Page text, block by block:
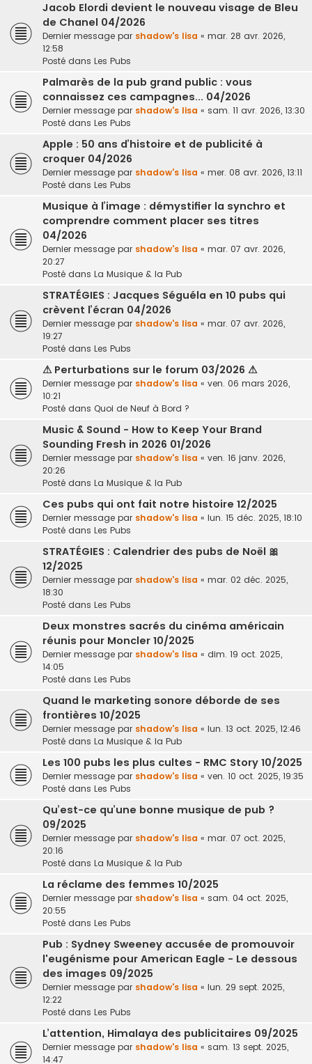
Jacob Elordi devient le nouveau visage de Bleu
de Chanel 04/2026
Dernier message par shadow's lisa « mar. 28 avr. 2026,
12:58
Posté dans Les Pubs
Palmarès de la pub grand public : vous
connaissez ces campagnes... 04/2026
Dernier message par shadow's lisa « sam. 11 avr. 2026, 13:30
Posté dans Les Pubs
Apple : 50 ans d’histoire et de publicité à
croquer 04/2026
Dernier message par shadow's lisa « mer. 08 avr. 2026, 13:11
Posté dans Les Pubs
Musique à l’image : démystifier la synchro et
comprendre comment placer ses titres
04/2026
Dernier message par shadow's lisa « mar. 07 avr. 2026,
20:27
Posté dans La Musique & la Pub
STRATÉGIES : Jacques Séguéla en 10 pubs qui
crèvent l’écran 04/2026
Dernier message par shadow's lisa « mar. 07 avr. 2026,
19:27
Posté dans Les Pubs
⚠ Perturbations sur le forum 03/2026 ⚠
Dernier message par shadow's lisa « ven. 06 mars 2026,
10:21
Posté dans Quoi de Neuf à Bord ?
Music & Sound - How to Keep Your Brand
Sounding Fresh in 2026 01/2026
Dernier message par shadow's lisa « ven. 16 janv. 2026,
20:26
Posté dans La Musique & la Pub
Ces pubs qui ont fait notre histoire 12/2025
Dernier message par shadow's lisa « lun. 15 déc. 2025, 18:10
Posté dans Les Pubs
STRATÉGIES : Calendrier des pubs de Noël 🎀
12/2025
Dernier message par shadow's lisa « mar. 02 déc. 2025,
18:30
Posté dans Les Pubs
Deux monstres sacrés du cinéma américain
réunis pour Moncler 10/2025
Dernier message par shadow's lisa « dim. 19 oct. 2025,
14:05
Posté dans Les Pubs
Quand le marketing sonore déborde de ses
frontières 10/2025
Dernier message par shadow's lisa « lun. 13 oct. 2025, 12:46
Posté dans La Musique & la Pub
Les 100 pubs les plus cultes - RMC Story 10/2025
Dernier message par shadow's lisa « ven. 10 oct. 2025, 19:35
Posté dans Les Pubs
Qu’est-ce qu’une bonne musique de pub ?
09/2025
Dernier message par shadow's lisa « mar. 07 oct. 2025,
20:16
Posté dans La Musique & la Pub
La réclame des femmes 10/2025
Dernier message par shadow's lisa « sam. 04 oct. 2025,
20:55
Posté dans Les Pubs
Pub : Sydney Sweeney accusée de promouvoir
l'eugénisme pour American Eagle - Le dessous
des images 09/2025
Dernier message par shadow's lisa « lun. 29 sept. 2025,
12:22
Posté dans Les Pubs
L’attention, Himalaya des publicitaires 09/2025
Dernier message par shadow's lisa « sam. 13 sept. 2025,
14:47